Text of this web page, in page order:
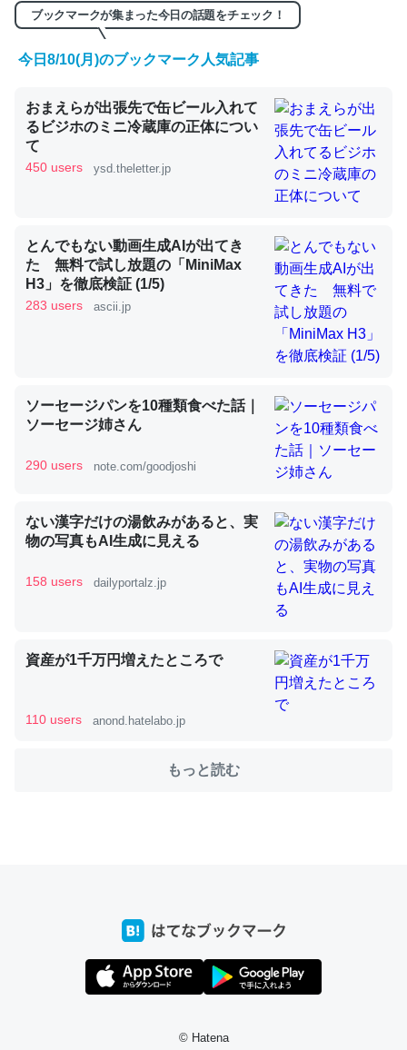
くらい。小説でいう「ずっと前の伏線」は回収されないけ
ど、短期記憶というには多い分量。進化すればするほど分
かりやすく強くなりそう
─GPTの仕組みと限界についての考察（１） - conceptualization
昆虫ってカルシウム少ないのか。知らんかった。調べたら
コオロギのカルシウム分はエビの600分の1程度。
─ニュース :: 【研究発表】昆虫学の大問題＝「昆虫はなぜ海にいな
論文では「淡水はカルシウムも酸素も不足してて両方に不
いる鋏角類（カブトガニ・ウミグモ）はカルシウムを使わ
ずキチンを強化してる筈だが、酵素が違うのか？
─ニュース :: 【研究発表】昆虫学の大問題＝「昆虫はなぜ海にいな
いのか」に関する新仮説
これを元に考えるとカルシウムを大量に使う脊椎動物と貝
類は苦労してるんだな…。腹足類だと殻を無くしてナメク
─ニュース :: 【研究発表】昆虫学の大問題＝「昆虫はなぜ海にいな
ちぼちRingも置こうかと画策中。あと、Googleマップで
これ見て生きてるなって分かる。
─たまにLINEするくらいだった遠方の父67歳と僕。ITツール導入で
ブックマークが集まった今日の話題をチェック！
今日8/10(月)のブックマーク人気記事
おまえらが出張先で缶ビール入れて
るビジホのミニ冷蔵庫の正体につい
て
450 users ysd.theletter.jp
とんでもない動画生成AIが出てき
た 無料で試し放題の「MiniMax
H3」を徹底検証 (1/5)
283 users ascii.jp
ソーセージパンを10種類食べた話｜
ソーセージ姉さん
290 users note.com/goodjoshi
ない漢字だけの湯飲みがあると、実
物の写真もAI生成に見える
158 users dailyportalz.jp
資産が1千万円増えたところで
110 users anond.hatelabo.jp
もっと読む
© Hatena